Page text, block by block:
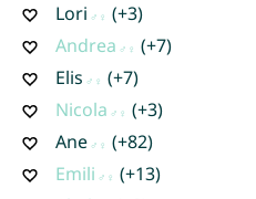
Lori
(+3)
Andrea
(+7)
Elis
(+7)
Nicola
(+3)
Ane
(+82)
Emili
(+13)